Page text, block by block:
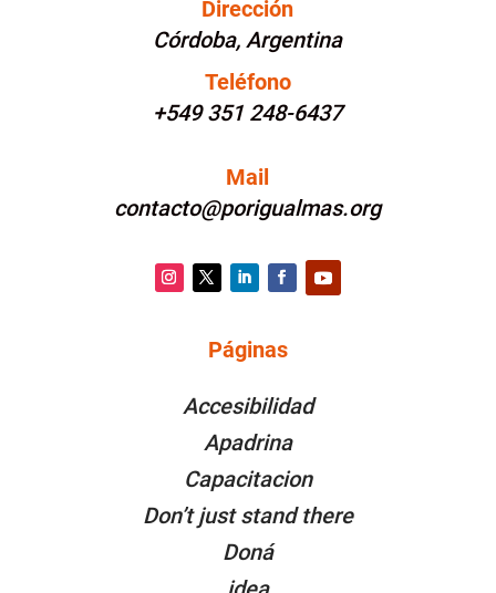
Dirección
Córdoba, Argentina
Teléfono
+549 351 248-6437
Mail
contacto@porigualmas.org
Facebook
Páginas
Accesibilidad
Apadrina
Capacitacion
Don’t just stand there
Doná